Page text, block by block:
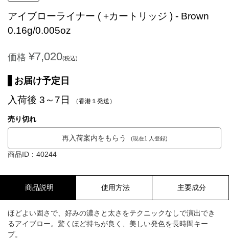
アイブローライナー ( +カートリッジ ) - Brown
0.16g/0.005oz
価格 ¥7,020(税込)
お届け予定日
入荷後 3～7日 （香港１発送）
売り切れ
再入荷案内をもらう (現在1 人登録)
商品ID：40244
商品説明 使用方法 主要成分
ほどよい固さで、好みの濃さと太さをテクニックなしで演出でき
るアイブロー。驚くほど持ちが良く、美しい発色を長時間キー
プ。